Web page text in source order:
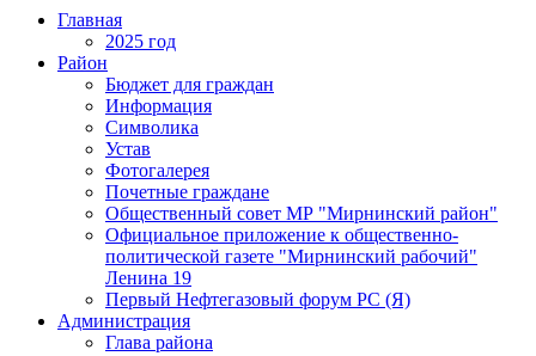
Главная
2025 год
Район
Бюджет для граждан
Информация
Символика
Устав
Фотогалерея
Почетные граждане
Общественный совет МР "Мирнинский район"
Официальное приложение к общественно-
политической газете "Мирнинский рабочий"
Ленина 19
Первый Нефтегазовый форум РС (Я)
Администрация
Глава района